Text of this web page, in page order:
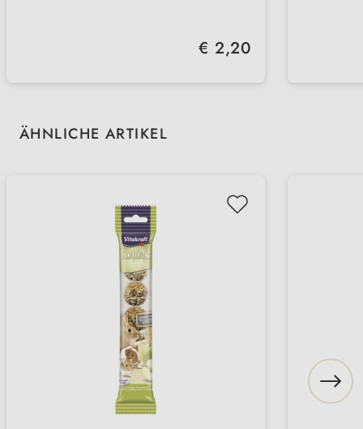
Regulärer Preis:
€ 2,20
Produktgalerie überspringen
ÄHNLICHE ARTIKEL